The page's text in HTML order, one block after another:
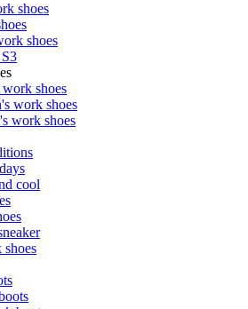
shoes
shoes
shoes
work shoes
work shoes
cool